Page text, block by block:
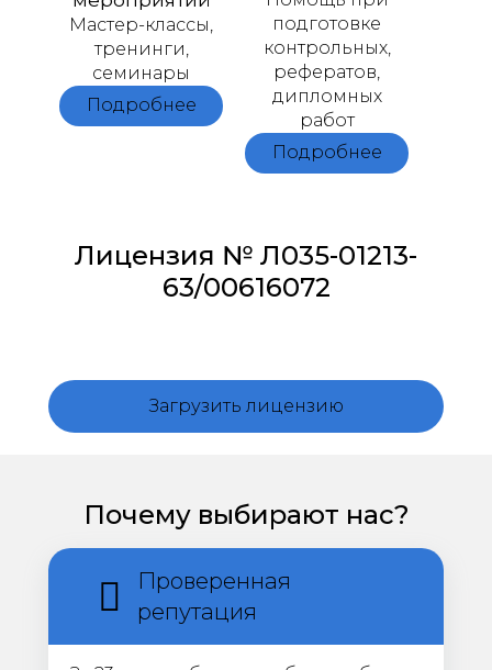
Мастер-классы,
тренинги,
семинары
Подробнее
подготовке
контрольных,
рефератов,
дипломных
работ
Подробнее
Лицензия № Л035-01213-
63/00616072
Загрузить лицензию
Почему выбирают нас?
Проверенная
репутация